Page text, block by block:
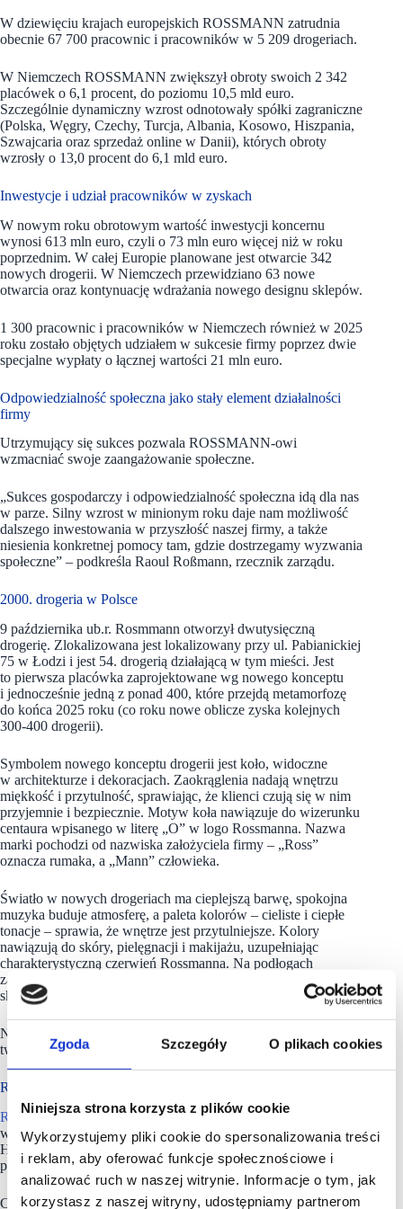
Zgoda Szczegóły O plikach cookies
Niniejsza strona korzysta z plików cookie
Wykorzystujemy pliki cookie do spersonalizowania treści
i reklam, aby oferować funkcje społecznościowe i
analizować ruch w naszej witrynie. Informacje o tym, jak
korzystasz z naszej witryny, udostępniamy partnerom
W dziewięciu krajach europejskich ROSSMANN zatrudnia
obecnie 67 700 pracownic i pracowników w 5 209 drogeriach.
W Niemczech ROSSMANN zwiększył obroty swoich 2 342
placówek o 6,1 procent, do poziomu 10,5 mld euro.
Szczególnie dynamiczny wzrost odnotowały spółki zagraniczne
(Polska, Węgry, Czechy, Turcja, Albania, Kosowo, Hiszpania,
Szwajcaria oraz sprzedaż online w Danii), których obroty
wzrosły o 13,0 procent do 6,1 mld euro.
Inwestycje i udział pracowników w zyskach
W nowym roku obrotowym wartość inwestycji koncernu
wynosi 613 mln euro, czyli o 73 mln euro więcej niż w roku
poprzednim. W całej Europie planowane jest otwarcie 342
nowych drogerii. W Niemczech przewidziano 63 nowe
otwarcia oraz kontynuację wdrażania nowego designu sklepów.
1 300 pracownic i pracowników w Niemczech również w 2025
roku zostało objętych udziałem w sukcesie firmy poprzez dwie
specjalne wypłaty o łącznej wartości 21 mln euro.
Odpowiedzialność społeczna jako stały element działalności
firmy
Utrzymujący się sukces pozwala ROSSMANN-owi
wzmacniać swoje zaangażowanie społeczne.
„Sukces gospodarczy i odpowiedzialność społeczna idą dla nas
w parze. Silny wzrost w minionym roku daje nam możliwość
dalszego inwestowania w przyszłość naszej firmy, a także
niesienia konkretnej pomocy tam, gdzie dostrzegamy wyzwania
społeczne” – podkreśla Raoul Roßmann, rzecznik zarządu.
2000. drogeria w Polsce
9 października ub.r. Rosmmann otworzył dwutysięczną
drogerię. Zlokalizowana jest lokalizowany przy ul. Pabianickiej
75 w Łodzi i jest 54. drogerią działającą w tym mieści. Jest
to pierwsza placówka zaprojektowane wg nowego konceptu
i jednocześnie jedną z ponad 400, które przejdą metamorfozę
do końca 2025 roku (co roku nowe oblicze zyska kolejnych
300-400 drogerii).
Symbolem nowego konceptu drogerii jest koło, widoczne
w architekturze i dekoracjach. Zaokrąglenia nadają wnętrzu
miękkość i przytulność, sprawiając, że klienci czują się w nim
przyjemnie i bezpiecznie. Motyw koła nawiązuje do wizerunku
centaura wpisanego w literę „O” w logo Rossmanna. Nazwa
marki pochodzi od nazwiska założyciela firmy – „Ross”
oznacza rumaka, a „Mann” człowieka.
Światło w nowych drogeriach ma cieplejszą barwę, spokojna
muzyka buduje atmosferę, a paleta kolorów – cieliste i ciepłe
tonacje – sprawia, że wnętrze jest przytulniejsze. Kolory
nawiązują do skóry, pielęgnacji i makijażu, uzupełniając
charakterystyczną czerwień Rossmanna. Na podłogach
zastosowano płytki w cieplejszym odcieniu, przywołujące
skojarzenia z domową łazienką.
Nowa drogeria nie jest podzielona na strefy czy kategorie –
tworzy jedną spójną całość.
Rossmann ma ponad 2000 drogerii w Polsce
Rossmann to sieć drogerii licząca ponad 4,5 tys. sklepów
w: Polsce, Niemczech, Czechach, Turcji, Albanii, Kosowie,
Hiszpanii i na Węgrzech. W naszym kraju Rossmann prowadzi
ponad 2000 drogerii, oferując 21 tysięcy produktów.
Codziennie w drogerii sieciRossmannrobi zakupy 1,08 mln